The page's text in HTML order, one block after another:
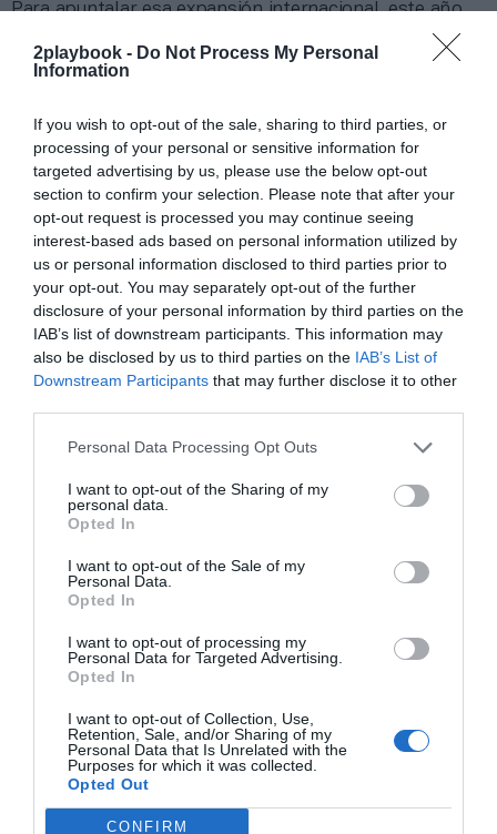
2playbook - Do Not Process My Personal
Information
If you wish to opt-out of the sale, sharing to third parties, or
processing of your personal or sensitive information for
targeted advertising by us, please use the below opt-out
section to confirm your selection. Please note that after your
opt-out request is processed you may continue seeing
interest-based ads based on personal information utilized by
us or personal information disclosed to third parties prior to
your opt-out. You may separately opt-out of the further
disclosure of your personal information by third parties on the
IAB’s list of downstream participants. This information may
also be disclosed by us to third parties on the IAB’s List of
Downstream Participants that may further disclose it to other
Personal Data Processing Opt Outs
I want to opt-out of the Sharing of my
personal data.
Opted In
I want to opt-out of the Sale of my
Personal Data.
Opted In
I want to opt-out of processing my
Personal Data for Targeted Advertising.
Opted In
I want to opt-out of Collection, Use,
Retention, Sale, and/or Sharing of my
Personal Data that Is Unrelated with the
Purposes for which it was collected.
Opted Out
CONFIRM
Nombramiento
Kings League
Para apuntalar esa expansión internacional, este año
60 millones de
euros en la que participaron las firmas de capital
privado Left Lane Capital y Fillip. Entre los planes de
Kings World Cup Nations, una competición que reunirá
a 16 equipos, donde los mejores jugadores de cada país
competirán por el título mundial.
Sobre Intelligence 2P
Intelligence 2Pes la unidad de estrategia e
inteligencia de mercado de 2Playbook, cuya plataforma
de datos monitoriza en tiempo real el negocio de más
de una treintena de gestoras de instalaciones deportivas
y un mapa con más de 6.700 centros deportivos
indexados. Si quieres más información, contacta con
Añadir2Playbookcomo fuente preferida de Google
Mantente informado con las últimas noticias de actualidad.
Compartir
Imprimir